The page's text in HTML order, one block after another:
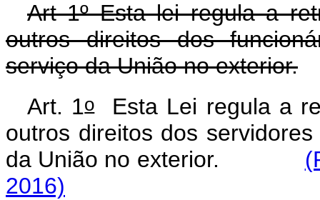
Art 1º Esta lei regula a
outros direitos dos
serviço da União no exterior.
Art. 1oEsta Lei regula a
outros direitos dos
da União no exterior.
2016)